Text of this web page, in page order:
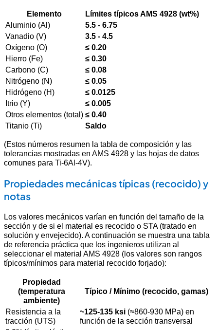
Elemento
Límites típicos AMS 4928 (wt%)
Aluminio (Al)
5.5 - 6.75
Vanadio (V)
3.5 - 4.5
Oxígeno (O)
≤ 0.20
Hierro (Fe)
≤ 0.30
Carbono (C)
≤ 0.08
Nitrógeno (N)
≤ 0.05
Hidrógeno (H)
≤ 0.0125
Itrio (Y)
≤ 0.005
Otros elementos (total) ≤ 0.40
Titanio (Ti)
Saldo
(Estos números resumen la tabla de composición y las
tolerancias mostradas en AMS 4928 y las hojas de datos
comunes para Ti-6Al-4V).
Propiedades mecánicas típicas (recocido) y
notas
Los valores mecánicos varían en función del tamaño de la
sección y de si el material es recocido o STA (tratado en
solución y envejecido). A continuación se muestra una tabla
de referencia práctica que los ingenieros utilizan al
seleccionar el material AMS 4928 (los valores son rangos
típicos/mínimos para material recocido forjado):
Propiedad
(temperatura
ambiente)
Típico / Mínimo (recocido, gamas)
Resistencia a la
tracción (UTS)
~125-135 ksi (≈860-930 MPa) en
función de la sección transversal